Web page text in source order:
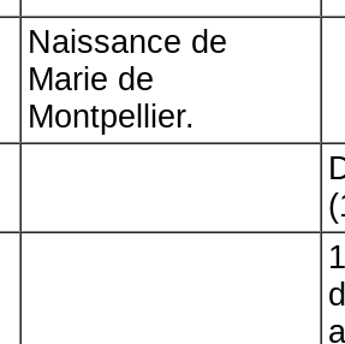
Naissance de
Marie de
Montpellier.